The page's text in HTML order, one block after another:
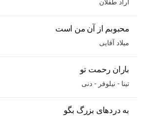
محبوبم از آن من است
میلاد آقایی
باران رحمت تو
تینا - نیلوفر - دنی
به دردهای بزرگ بگو